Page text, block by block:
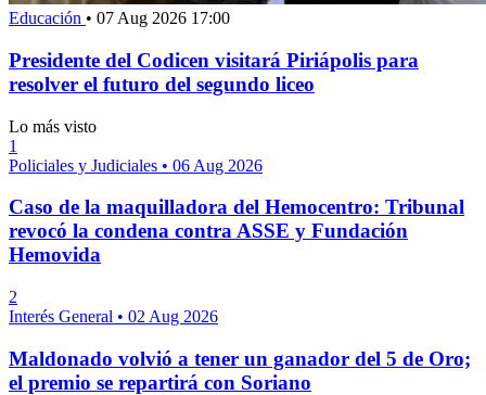
Educación • 07 Aug 2026 17:00
Presidente del Codicen visitará Piriápolis para
resolver el futuro del segundo liceo
Lo más visto
1
Policiales y Judiciales • 06 Aug 2026
Caso de la maquilladora del Hemocentro: Tribunal
revocó la condena contra ASSE y Fundación
Hemovida
2
Interés General • 02 Aug 2026
Maldonado volvió a tener un ganador del 5 de Oro;
el premio se repartirá con Soriano